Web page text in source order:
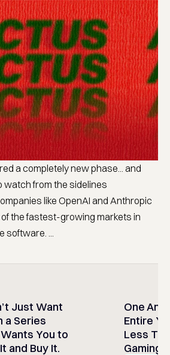
a completely new phase... and
watch from the sidelines
like OpenAI and Anthropic
the fastest-growing markets in
software. ...
Just Want
a Series
You to
and Buy It.
One
Entire
Less
Gaming